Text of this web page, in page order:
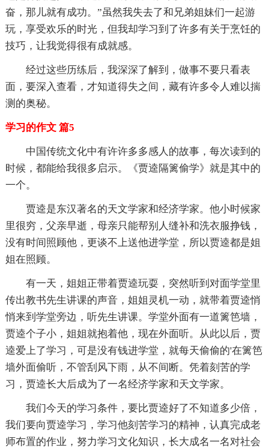
奋，那儿就有成功。”虽然我失去了和兄弟姐妹们一起游
玩，享受欢乐的时光，但我却学习到了许多有关于烹饪的
技巧，让我觉得很有成就感。
经过这些历练后，我深深了解到，做事不要只看表
面，要深入查看，才知道得失之间，藏有许多令人难以揣
测的奥秘。
学习的作文 篇5
中国传统文化中有许许多多感人的故事，每次读到的
时候，都能给我很多启示。《贾逵隔篱偷学》就是其中的
一个。
贾逵是东汉著名的天文学家和经济学家。他小时候家
里很穷，父亲早逝，母亲只能帮别人缝补和洗衣服挣钱，
没有时间照顾他，更谈不上送他进学堂，所以贾逵都是姐
姐在照顾。
有一天，姐姐正带着贾逵玩耍，突然听到对面学堂里
传出教书先生讲课的声音，姐姐灵机一动，就带着贾逵悄
悄来到学堂旁边，听先生讲课。学堂外面有一道篱笆墙，
贾逵个子小，姐姐就抱着他，现在外面听。从此以后，贾
逵爱上了学习，可是没有钱进学堂，就每天偷偷的'在篱笆
墙外面偷听，不管刮风下雨，从不间断。凭着刻苦的学
习，贾逵长大后成为了一名经济学家和天文学家。
我们今天的学习条件，要比贾逵好了不知道多少倍，
我们要向贾逵学习，学习他刻苦学习的精神，认真完成老
师布置的作业，努力学习文化知识，长大成名一名对社会